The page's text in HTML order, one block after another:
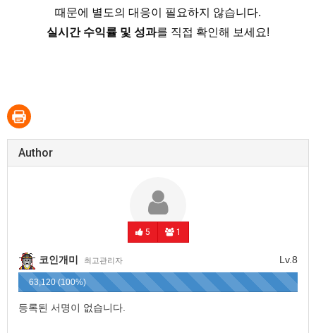
때문에 별도의 대응이 필요하지 않습니다.
실시간 수익률 및 성과를 직접 확인해 보세요!
Author
5 1
Lv.8
코인개미 최고관리자
63,120 (100%)
등록된 서명이 없습니다.